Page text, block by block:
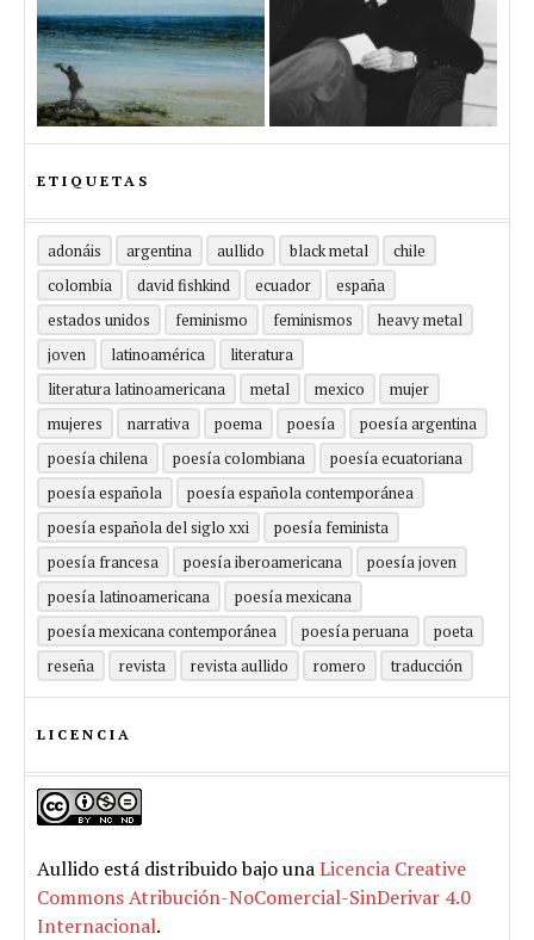
ETIQUETAS
adonáis argentina aullido black metal
chile
colombia
david fishkind ecuador
españa
estados unidos
feminismo feminismos
heavy metal
joven
latinoamérica
literatura
literatura latinoamericana
metal mexico
mujer
mujeres
narrativa poema poesía
poesía argentina
poesía chilena
poesía colombiana
poesía ecuatoriana
poesía española
poesía española contemporánea
poesía española del siglo xxi
poesía feminista
poesía francesa
poesía iberoamericana
poesía joven
poesía latinoamericana
poesía mexicana
poesía mexicana contemporánea
poesía peruana
poeta
reseña
revista revista aullido romero traducción
LICENCIA
Aullido está distribuido bajo unaLicencia Creative
Commons Atribución-NoComercial-SinDerivar 4.0
Internacional.